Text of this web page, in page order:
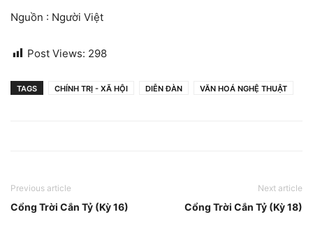
Nguồn : Người Việt
Post Views: 298
TAGS CHÍNH TRỊ - XÃ HỘI DIỄN ĐÀN VĂN HOÁ NGHỆ THUẬT
Previous article
Cổng Trời Cắn Tỷ (Kỳ 16)
Next article
Cổng Trời Cắn Tỷ (Kỳ 18)